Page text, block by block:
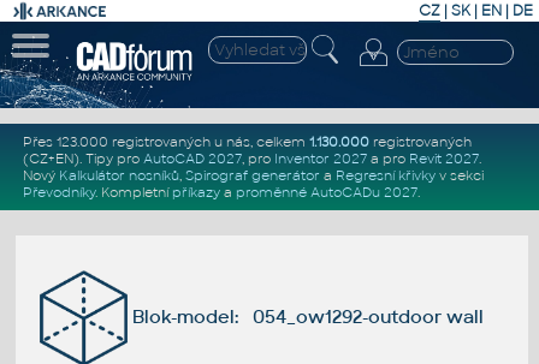
CZ | SK| EN | DE
Přes 123.000 registrovaných u nás, celkem 1.130.000registrovaných
(CZ+EN). Tipy pro AutoCAD 2027, pro Inventor 2027a pro Revit 2027.
Nový Kalkulátor nosníků, Spirograf generátor a Regresní křivkyv sekci
Převodníky. Kompletní příkazya proměnné AutoCADu 2027.
Blok-model: 054_ow1292-outdoor wall